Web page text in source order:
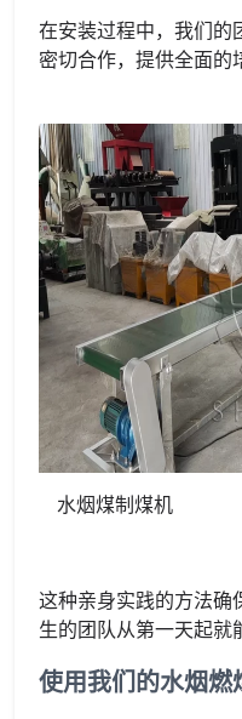
在安装过程中，我们的
密切合作，提供全面的
水烟煤制煤机
这种亲身实践的方法确
生的团队从第一天起就
使用我们的水烟